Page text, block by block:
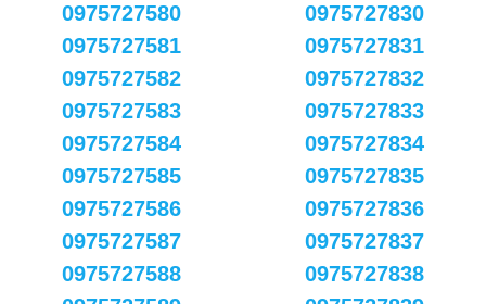
0975727580
0975727581
0975727582
0975727583
0975727584
0975727585
0975727586
0975727587
0975727588
0975727830
0975727831
0975727832
0975727833
0975727834
0975727835
0975727836
0975727837
0975727838